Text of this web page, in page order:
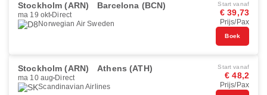
Stockholm (ARN) Barcelona (BCN)
ma 19 okt Direct
Norwegian Air Sweden
Start vanaf
€ 39,73
Prijs/Pax
Boek
Stockholm (ARN) Athens (ATH)
ma 10 aug Direct
Scandinavian Airlines
Start vanaf
€ 48,2
Prijs/Pax